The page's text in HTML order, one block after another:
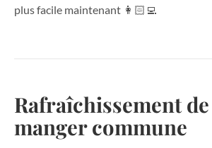
plus facile maintenant 👩🏻‍💻
Rafraîchissement
manger commune